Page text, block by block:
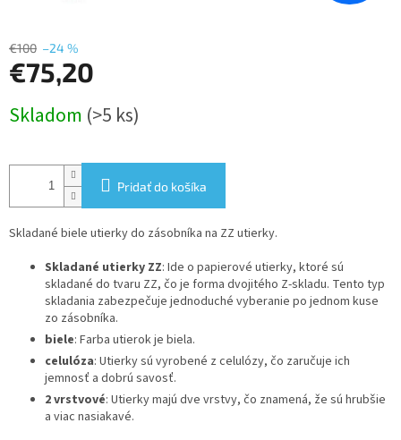
€100 –24 %
€75,20
cena:
Skladom (>5 ks)
Pridať do košíka
Skladané biele utierky do zásobníka na ZZ utierky.
Skladané utierky ZZ: Ide o papierové utierky, ktoré sú
skladané do tvaru ZZ, čo je forma dvojitého Z-skladu. Tento typ
skladania zabezpečuje jednoduché vyberanie po jednom kuse
zo zásobníka.
biele: Farba utierok je biela.
celulóza: Utierky sú vyrobené z celulózy, čo zaručuje ich
jemnosť a dobrú savosť.
2 vrstvové: Utierky majú dve vrstvy, čo znamená, že sú hrubšie
a viac nasiakavé.